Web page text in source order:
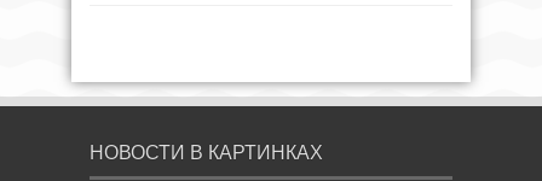
НОВОСТИ В КАРТИНКАХ